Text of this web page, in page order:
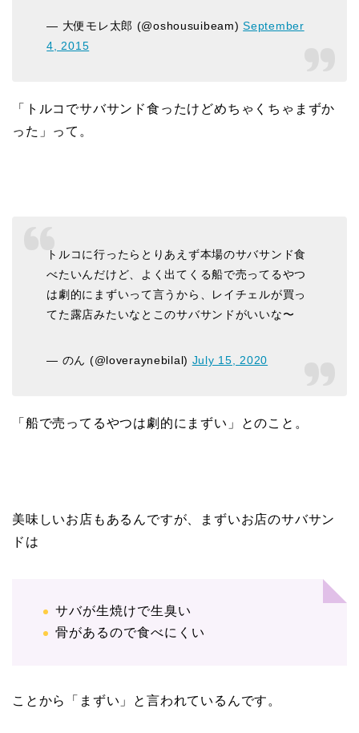
— 大便モレ太郎 (@oshousuibeam)September
4, 2015
「トルコでサバサンド食ったけどめちゃくちゃまずか
った」って。
トルコに行ったらとりあえず本場のサバサンド食
べたいんだけど、よく出てくる船で売ってるやつ
は劇的にまずいって言うから、レイチェルが買っ
てた露店みたいなとこのサバサンドがいいな〜
— のん (@loveraynebilal) July 15, 2020
「船で売ってるやつは劇的にまずい」とのこと。
美味しいお店もあるんですが、まずいお店のサバサン
ドは
サバが生焼けで生臭い
骨があるので食べにくい
ことから「まずい」と言われているんです。